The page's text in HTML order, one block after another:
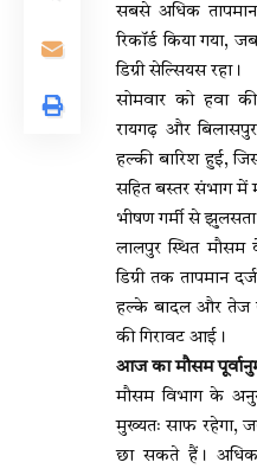
सबसे अधिक
रिकॉर्ड किया गया,
डिग्री सेल्सियस रहा।
सोमवार को हवा
रायगढ़ औरबिलासपुर
हल्की बारिश हुई,
सहित बस्तर संभाग में
भीषण गर्मी से झुलसता
लालपुर स्थित
डिग्री तक तापमान
हल्के बादल और तेज
की गिरावट आई।
आज का मौसम
मौसम विभाग के
मुख्यतः साफ रहेगा,
छा सकते हैं।